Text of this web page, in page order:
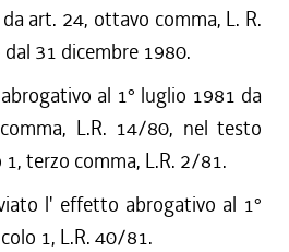
art. 24, ottavo comma, L. R.
31 dicembre 1980.
al 1° luglio 1981 da
L.R. 14/80, nel testo
terzo comma, L.R. 2/81.
l' effetto abrogativo al 1°
1, L.R. 40/81.